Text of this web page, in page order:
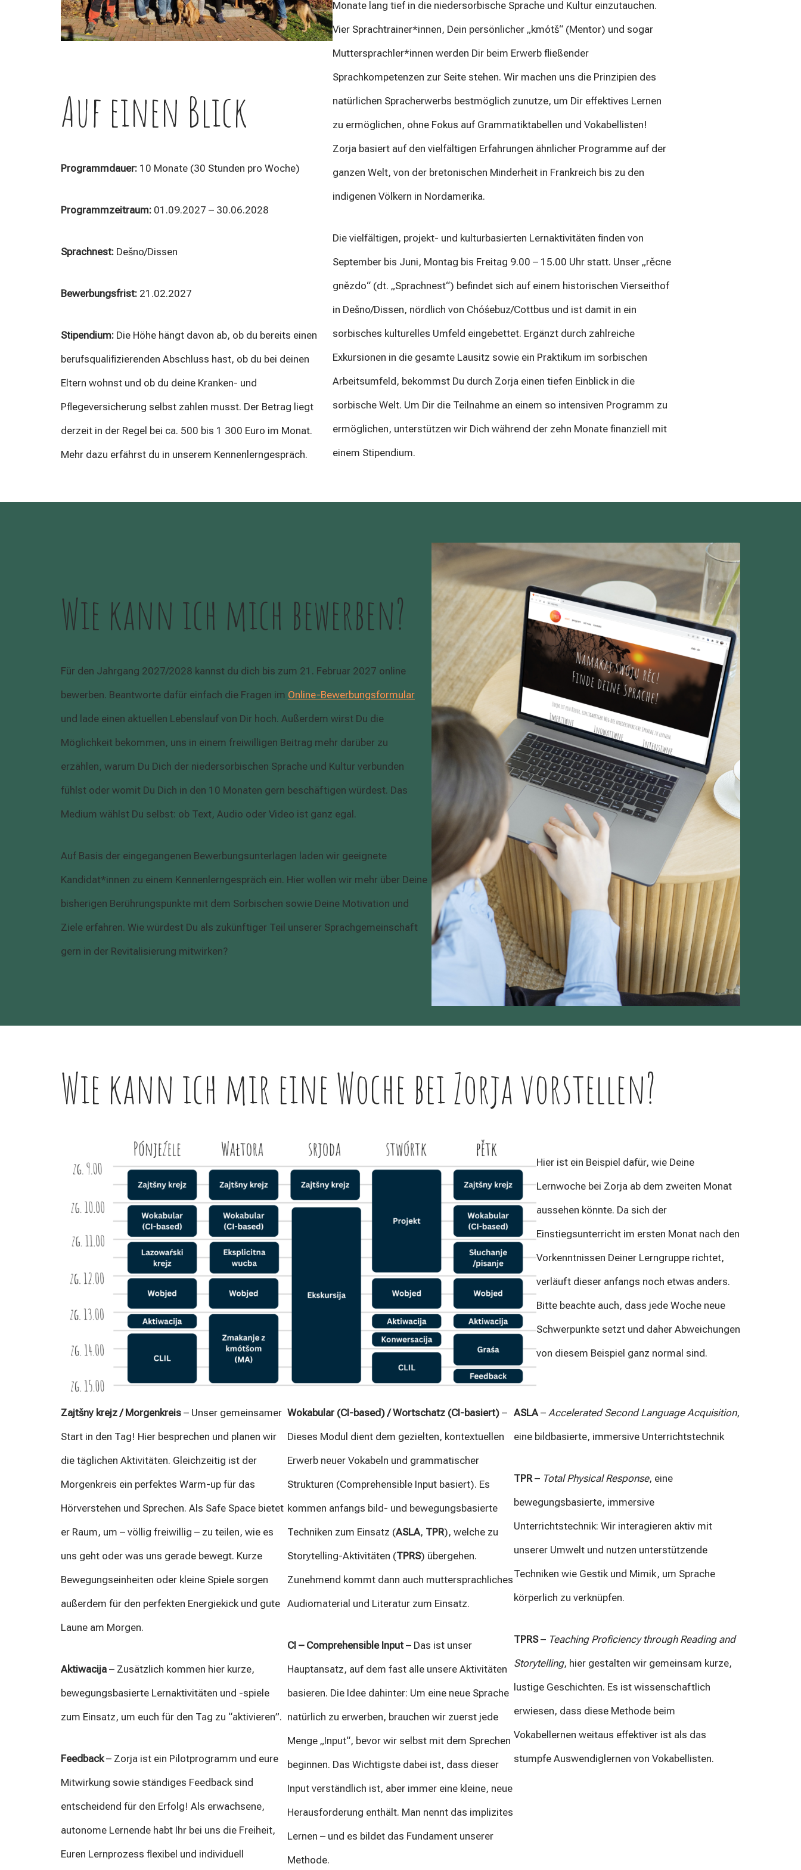
Auf einen Blick
Programmdauer: 10 Monate (30 Stunden pro Woche)
Programmzeitraum: 01.09.2027 – 30.06.2028
Sprachnest: Dešno/Dissen
Bewerbungsfrist: 21.02.2027
Stipendium: Die Höhe hängt davon ab, ob du bereits einen
berufsqualifizierenden Abschluss hast, ob du bei deinen
Eltern wohnst und ob du deine Kranken- und
Pflegeversicherung selbst zahlen musst. Der Betrag liegt
derzeit in der Regel bei ca. 500 bis 1 300 Euro im Monat.
Mehr dazu erfährst du in unserem Kennenlerngespräch.
Monate lang tief in die niedersorbische Sprache und Kultur einzutauchen.
Vier Sprachtrainer*innen, Dein persönlicher „kmótš“ (Mentor) und sogar
Muttersprachler*innen werden Dir beim Erwerb fließender
Sprachkompetenzen zur Seite stehen. Wir machen uns die Prinzipien des
natürlichen Spracherwerbs bestmöglich zunutze, um Dir effektives Lernen
zu ermöglichen, ohne Fokus auf Grammatiktabellen und Vokabellisten!
Zorja basiert auf den vielfältigen Erfahrungen ähnlicher Programme auf der
ganzen Welt, von der bretonischen Minderheit in Frankreich bis zu den
indigenen Völkern in Nordamerika.
Die vielfältigen, projekt- und kulturbasierten Lernaktivitäten finden von
September bis Juni, Montag bis Freitag 9.00 – 15.00 Uhr statt. Unser „rěcne
gnězdo“ (dt. „Sprachnest“) befindet sich auf einem historischen Vierseithof
in Dešno/Dissen, nördlich von Chóśebuz/Cottbus und ist damit in ein
sorbisches kulturelles Umfeld eingebettet. Ergänzt durch zahlreiche
Exkursionen in die gesamte Lausitz sowie ein Praktikum im sorbischen
Arbeitsumfeld, bekommst Du durch Zorja einen tiefen Einblick in die
sorbische Welt. Um Dir die Teilnahme an einem so intensiven Programm zu
ermöglichen, unterstützen wir Dich während der zehn Monate finanziell mit
einem Stipendium.
Wie kann ich mich bewerben?
Für den Jahrgang 2027/2028 kannst du dich bis zum 21. Februar 2027 online
bewerben. Beantworte dafür einfach die Fragen im Online-Bewerbungsformular
und lade einen aktuellen Lebenslauf von Dir hoch. Außerdem wirst Du die
Möglichkeit bekommen, uns in einem freiwilligen Beitrag mehr darüber zu
erzählen, warum Du Dich der niedersorbischen Sprache und Kultur verbunden
fühlst oder womit Du Dich in den 10 Monaten gern beschäftigen würdest. Das
Medium wählst Du selbst: ob Text, Audio oder Video ist ganz egal.
Auf Basis der eingegangenen Bewerbungsunterlagen laden wir geeignete
Kandidat*innen zu einem Kennenlerngespräch ein. Hier wollen wir mehr über Deine
bisherigen Berührungspunkte mit dem Sorbischen sowie Deine Motivation und
Ziele erfahren. Wie würdest Du als zukünftiger Teil unserer Sprachgemeinschaft
gern in der Revitalisierung mitwirken?
Wie kann ich mir eine Woche bei Zorja vorstellen?
Hier ist ein Beispiel dafür, wie Deine
Lernwoche bei Zorja ab dem zweiten Monat
aussehen könnte. Da sich der
Einstiegsunterricht im ersten Monat nach den
Vorkenntnissen Deiner Lerngruppe richtet,
verläuft dieser anfangs noch etwas anders.
Bitte beachte auch, dass jede Woche neue
Schwerpunkte setzt und daher Abweichungen
von diesem Beispiel ganz normal sind.
Zajtšny krejz / Morgenkreis – Unser gemeinsamer
Start in den Tag! Hier besprechen und planen wir
die täglichen Aktivitäten. Gleichzeitig ist der
Morgenkreis ein perfektes Warm-up für das
Hörverstehen und Sprechen. Als Safe Space bietet
er Raum, um – völlig freiwillig – zu teilen, wie es
uns geht oder was uns gerade bewegt. Kurze
Bewegungseinheiten oder kleine Spiele sorgen
außerdem für den perfekten Energiekick und gute
Laune am Morgen.
Aktiwacija – Zusätzlich kommen hier kurze,
bewegungsbasierte Lernaktivitäten und -spiele
zum Einsatz, um euch für den Tag zu “aktivieren”.
Feedback– Zorja ist ein Pilotprogramm und eure
Mitwirkung sowie ständiges Feedback sind
entscheidend für den Erfolg! Als erwachsene,
autonome Lernende habt Ihr bei uns die Freiheit,
Euren Lernprozess flexibel und individuell
Wokabular (CI-based) / Wortschatz (CI-basiert)–
Dieses Modul dient dem gezielten, kontextuellen
Erwerb neuer Vokabeln und grammatischer
Strukturen (Comprehensible Input basiert). Es
kommen anfangs bild- und bewegungsbasierte
Techniken zum Einsatz (ASLA, TPR), welche zu
Storytelling-Aktivitäten (TPRS) übergehen.
Zunehmend kommt dann auch muttersprachliches
Audiomaterial und Literatur zum Einsatz.
CI – Comprehensible Input– Das ist unser
Hauptansatz, auf dem fast alle unsere Aktivitäten
basieren. Die Idee dahinter: Um eine neue Sprache
natürlich zu erwerben, brauchen wir zuerst jede
Menge „Input“, bevor wir selbst mit dem Sprechen
beginnen. Das Wichtigste dabei ist, dass dieser
Input verständlich ist, aber immer eine kleine, neue
Herausforderung enthält. Man nennt das implizites
Lernen – und es bildet das Fundament unserer
Methode.
ASLA –Accelerated Second Language Acquisition,
eine bildbasierte, immersive Unterrichtstechnik
TPR – Total Physical Response, eine
bewegungsbasierte, immersive
Unterrichtstechnik: Wir interagieren aktiv mit
unserer Umwelt und nutzen unterstützende
Techniken wie Gestik und Mimik, um Sprache
körperlich zu verknüpfen.
TPRS– Teaching Proficiency through Reading and
Storytelling, hier gestalten wir gemeinsam kurze,
lustige Geschichten. Es ist wissenschaftlich
erwiesen, dass diese Methode beim
Vokabellernen weitaus effektiver ist als das
stumpfe Auswendiglernen von Vokabellisten.